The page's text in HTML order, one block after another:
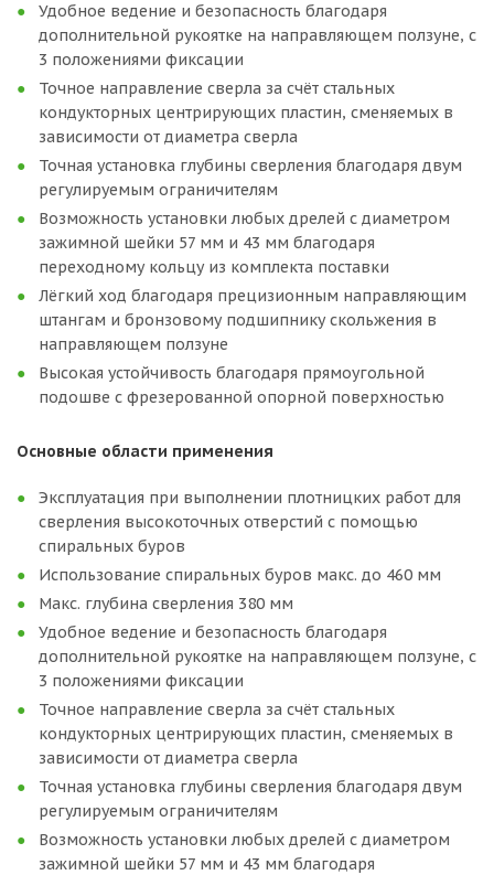
Удобное ведение и безопасность благодаря
дополнительной рукоятке на направляющем ползуне, с
3 положениями фиксации
Точное направление сверла за счёт стальных
кондукторных центрирующих пластин, сменяемых в
зависимости от диаметра сверла
Точная установка глубины сверления благодаря двум
регулируемым ограничителям
Возможность установки любых дрелей с диаметром
зажимной шейки 57 мм и 43 мм благодаря
переходному кольцу из комплекта поставки
Лёгкий ход благодаря прецизионным направляющим
штангам и бронзовому подшипнику скольжения в
направляющем ползуне
Высокая устойчивость благодаря прямоугольной
подошве с фрезерованной опорной поверхностью
Основные области применения
Эксплуатация при выполнении плотницких работ для
сверления высокоточных отверстий с помощью
спиральных буров
Использование спиральных буров макс. до 460 мм
Макс. глубина сверления 380 мм
Удобное ведение и безопасность благодаря
дополнительной рукоятке на направляющем ползуне, с
3 положениями фиксации
Точное направление сверла за счёт стальных
кондукторных центрирующих пластин, сменяемых в
зависимости от диаметра сверла
Точная установка глубины сверления благодаря двум
регулируемым ограничителям
Возможность установки любых дрелей с диаметром
зажимной шейки 57 мм и 43 мм благодаря